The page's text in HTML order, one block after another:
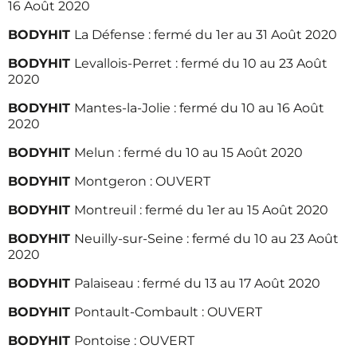
16 Août 2020
BODYHIT La Défense : fermé du 1er au 31 Août 2020
BODYHIT Levallois-Perret : fermé du 10 au 23 Août
2020
BODYHIT Mantes-la-Jolie : fermé du 10 au 16 Août
2020
BODYHIT Melun : fermé du 10 au 15 Août 2020
BODYHIT Montgeron : OUVERT
BODYHIT Montreuil : fermé du 1er au 15 Août 2020
BODYHIT Neuilly-sur-Seine : fermé du 10 au 23 Août
2020
BODYHIT Palaiseau : fermé du 13 au 17 Août 2020
BODYHIT Pontault-Combault : OUVERT
BODYHIT Pontoise : OUVERT